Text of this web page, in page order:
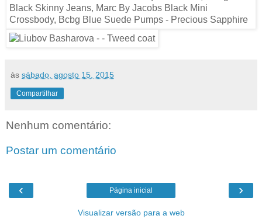
às sábado, agosto 15, 2015
Compartilhar
Nenhum comentário:
Postar um comentário
‹ ›
Página inicial
Visualizar versão para a web